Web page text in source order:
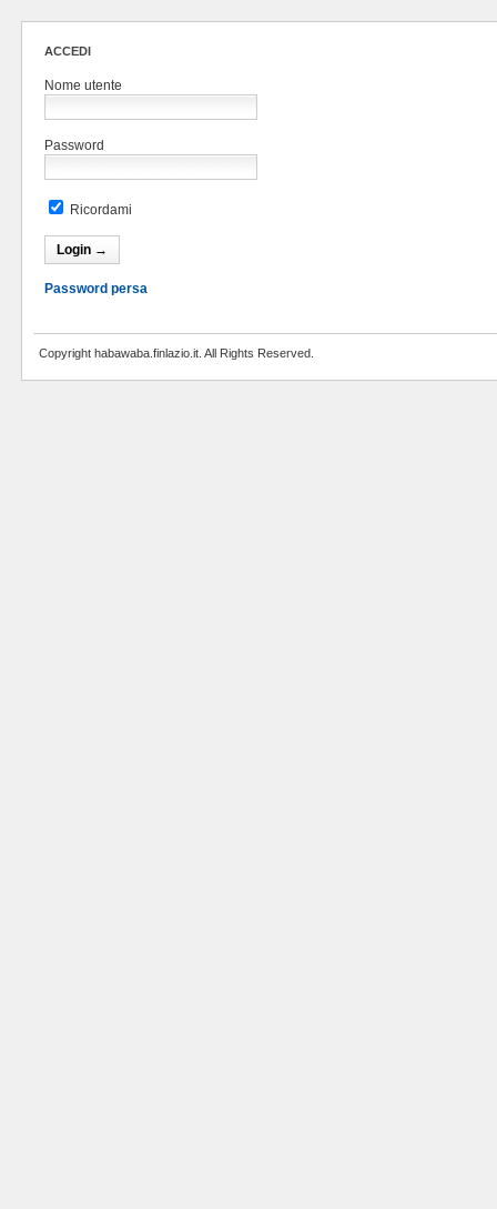
ACCEDI
Nome utente
Password
Ricordami
Password persa
Copyright habawaba.finlazio.it. All Rights Reserved.